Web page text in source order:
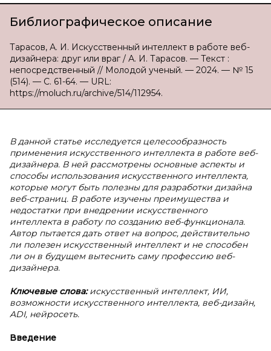
Библиографическое описание
Тарасов, А. И. Искусственный интеллект в работе веб-
дизайнера: друг или враг / А. И. Тарасов. — Текст :
непосредственный // Молодой ученый. — 2024. — № 15
(514). — С. 61-64. — URL:
https://moluch.ru/archive/514/112954.
В данной статье исследуется целесообразность
применения искусственного интеллекта в работе веб-
дизайнера. В ней рассмотрены основные аспекты и
способы использования искусственного интеллекта,
которые могут быть полезны для разработки дизайна
веб-страниц. В работе изучены преимущества и
недостатки при внедрении искусственного
интеллекта в работу по созданию веб-функционала.
Автор пытается дать ответ на вопрос, действительно
ли полезен искусственный интеллект и не способен
ли он в будущем вытеснить саму профессию веб-
дизайнера.
Ключевые слова:искусственный интеллект, ИИ,
возможности искусственного интеллекта, веб-дизайн,
ADI, нейросеть.
Введение